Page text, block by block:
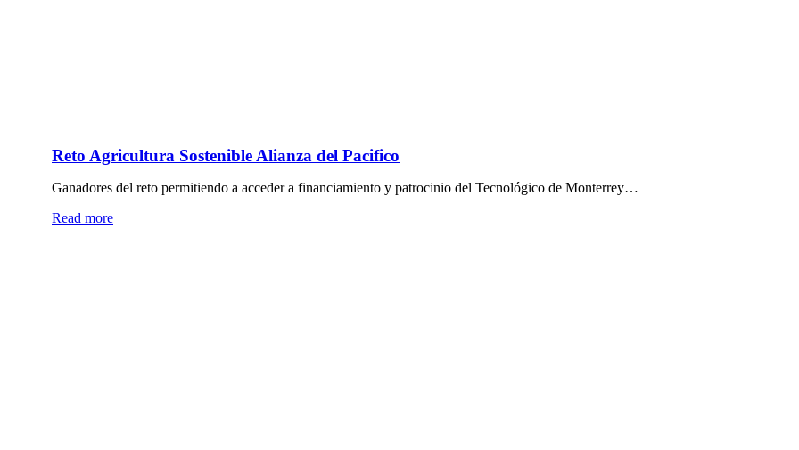
Reto Agricultura Sostenible Alianza del Pacifico
Ganadores del reto permitiendo a acceder a financiamiento y patrocinio del Tecnológico de Monterrey…
Read more